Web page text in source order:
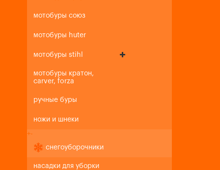
мотобуры союз
мотобуры huter
мотобуры stihl
мотобуры кратон,
carver, forza
ручные буры
ножи и шнеки
+-
снегоуборочники
насадки для уборки